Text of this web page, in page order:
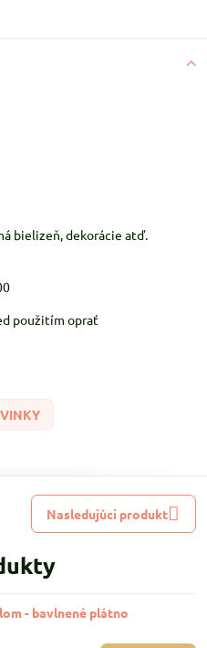
bielizeň, dekorácie atď.
použitím oprať
Nasledujúci produkt
- bavlnené plátno